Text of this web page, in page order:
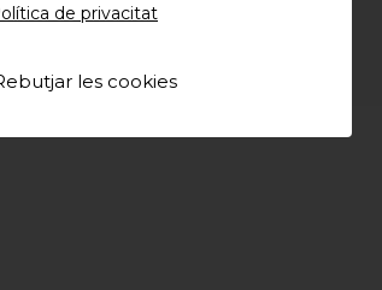
de privacitat
les cookies